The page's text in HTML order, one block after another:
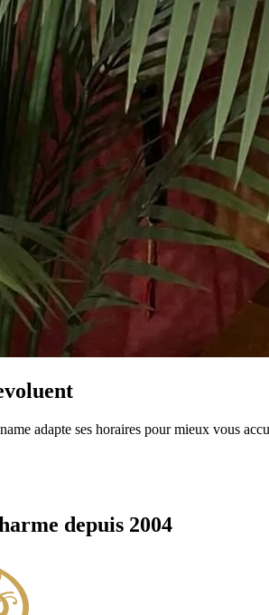
adapte ses horaires pour mieux vous
depuis 2004